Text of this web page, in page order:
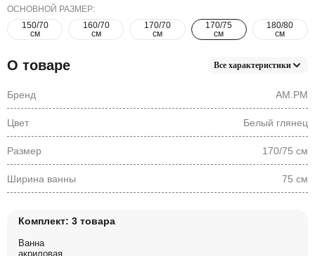
ОСНОВНОЙ РАЗМЕР:
150/70
см
160/70
см
170/70
см
170/75
см
180/80
см
О товаре Все характеристики
Бренд AM.PM
Цвет Белый глянец
Размер 170/75 см
Ширина ванны 75 см
Комплект: 3 товара
Ванна
акриловая